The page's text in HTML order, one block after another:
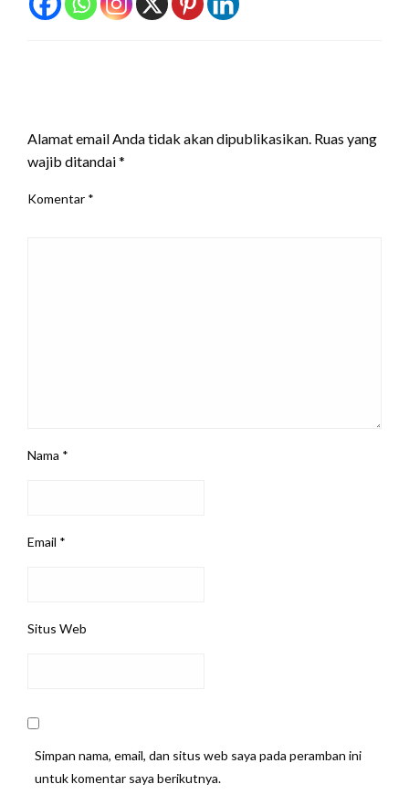
Alamat email Anda tidak akan dipublikasikan. Ruas yang
wajib ditandai*
Komentar *
Nama *
Email *
Situs Web
Simpan nama, email, dan situs web saya pada peramban ini
untuk komentar saya berikutnya.